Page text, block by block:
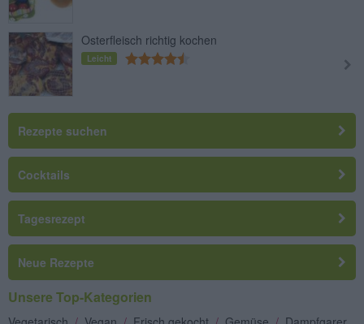
Osterfleisch richtig kochen
Leicht
Rezepte suchen
Cocktails
Tagesrezept
Neue Rezepte
Unsere Top-Kategorien